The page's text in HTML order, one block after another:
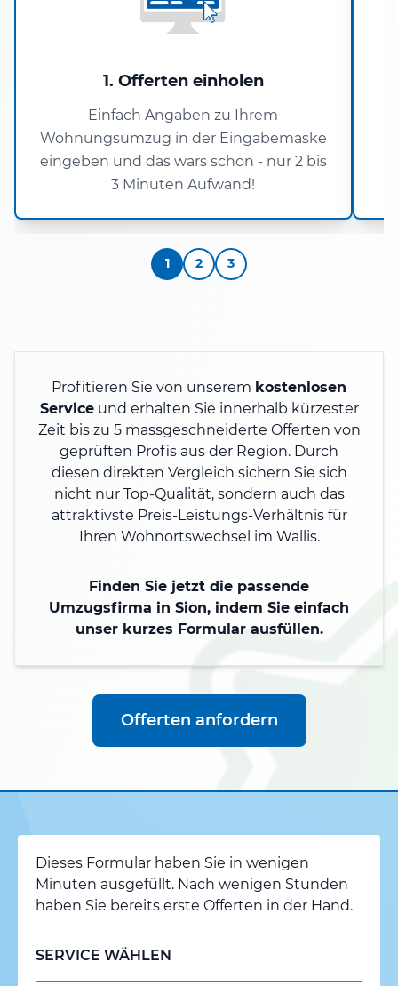
1. Offerten einholen
Einfach Angaben zu Ihrem
Wohnungsumzug in der Eingabemaske
eingeben und das wars schon - nur 2 bis
3 Minuten Aufwand!
1 2 3
Profitieren Sie von unserem kostenlosen
Serviceund erhalten Sie innerhalb kürzester
Zeit bis zu 5 massgeschneiderte Offerten von
geprüften Profis aus der Region. Durch
diesen direkten Vergleich sichern Sie sich
nicht nur Top-Qualität, sondern auch das
attraktivste Preis-Leistungs-Verhältnis für
Ihren Wohnortswechsel im Wallis.
Finden Sie jetzt die passende
Umzugsfirma in Sion, indem Sie einfach
unser kurzes Formular ausfüllen.
Offerten anfordern
Dieses Formular haben Sie in wenigen
Minuten ausgefüllt. Nach wenigen Stunden
haben Sie bereits erste Offerten in der Hand.
SERVICE WÄHLEN